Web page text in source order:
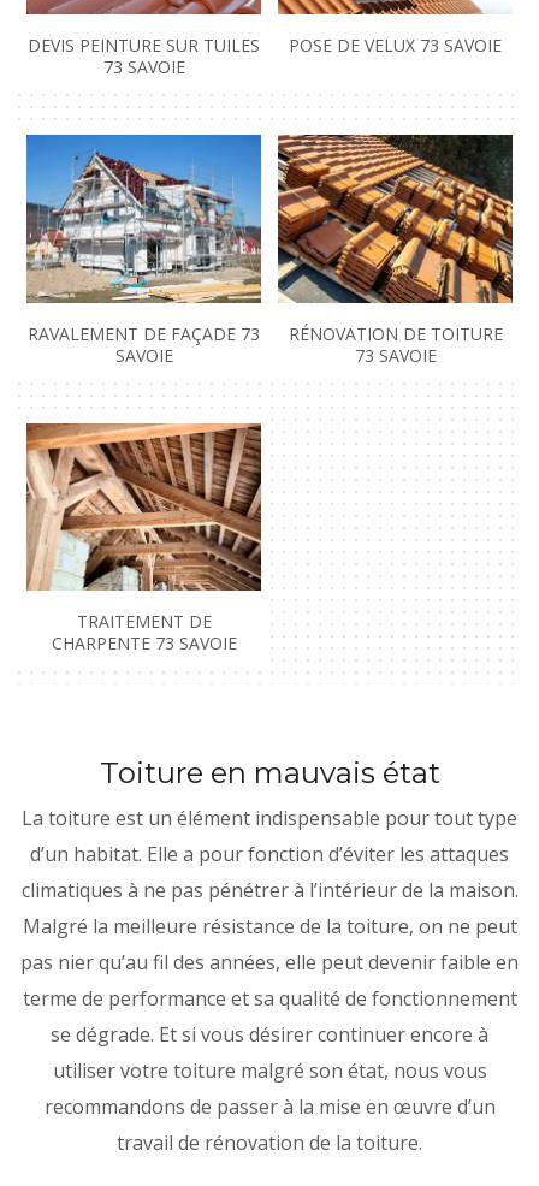
DEVIS PEINTURE SUR TUILES
73 SAVOIE
POSE DE VELUX 73 SAVOIE
RAVALEMENT DE FAÇADE 73
SAVOIE
RÉNOVATION DE TOITURE
73 SAVOIE
TRAITEMENT DE
CHARPENTE 73 SAVOIE
Toiture en mauvais état
La toiture est un élément indispensable pour tout type
d’un habitat. Elle a pour fonction d’éviter les attaques
climatiques à ne pas pénétrer à l’intérieur de la maison.
Malgré la meilleure résistance de la toiture, on ne peut
pas nier qu’au fil des années, elle peut devenir faible en
terme de performance et sa qualité de fonctionnement
se dégrade. Et si vous désirer continuer encore à
utiliser votre toiture malgré son état, nous vous
recommandons de passer à la mise en œuvre d’un
travail de rénovation de la toiture.